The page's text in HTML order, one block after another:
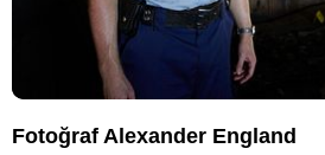
Fotoğraf Alexander England